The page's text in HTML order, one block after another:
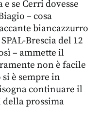
se Cerri dovesse
– cosa
biancazzurro
Brescia del 12
– ammette il
non è facile
è sempre in
continuare il
prossima